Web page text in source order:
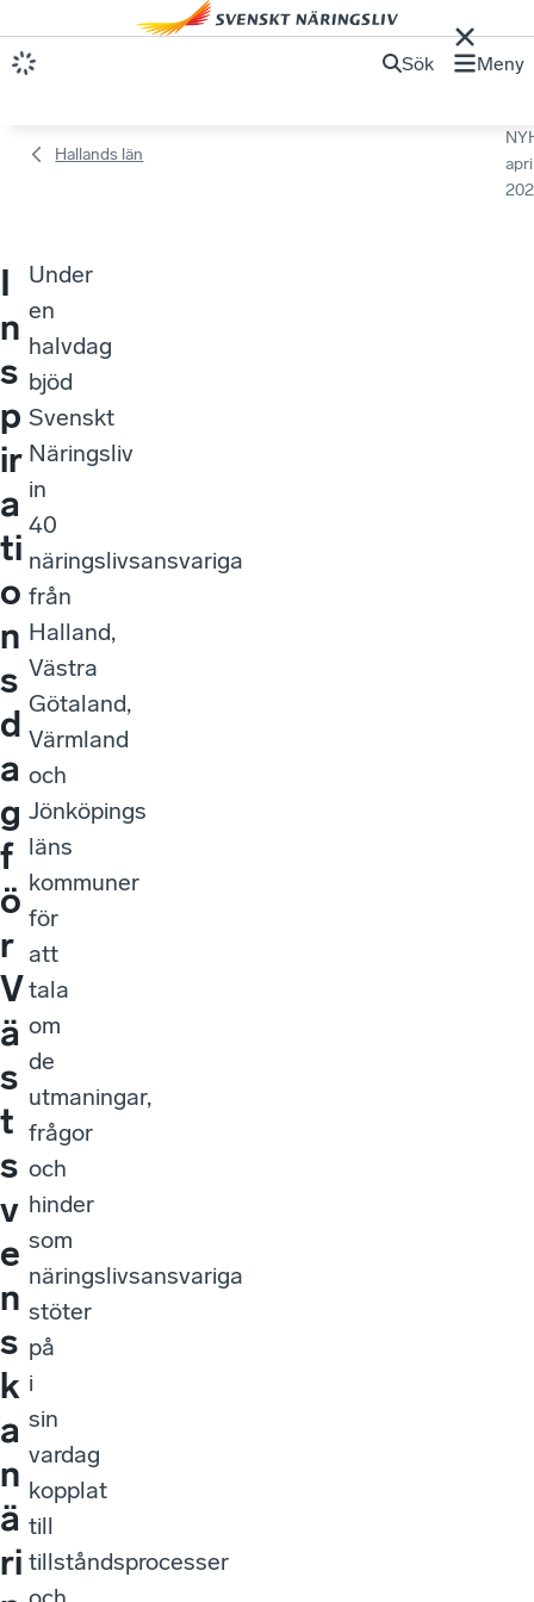
Sök Meny
Hallands län
I
n
s
p
ir
a
ti
o
n
s
d
a
g
f
ö
r
V
ä
s
t
s
v
e
n
s
k
a
n
ä
ri
Under
en
halvdag
bjöd
Svenskt
Näringsliv
in
40
näringslivsansvariga
från
Halland,
Västra
Götaland,
Värmland
och
Jönköpings
läns
kommuner
för
att
tala
om
de
utmaningar,
frågor
och
hinder
som
näringslivsansvariga
stöter
på
i
sin
vardag
kopplat
till
tillståndsprocesser